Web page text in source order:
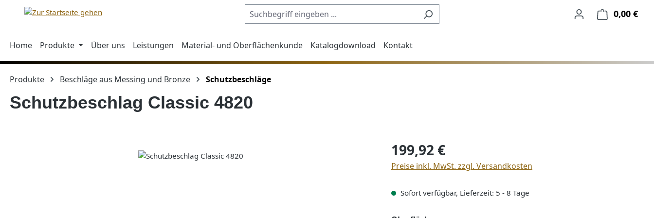
Hauptinhalt springen
Zur Suche springen
Zur Hauptnavigation springen 0,00 €
Home Produkte Über uns Leistungen Material- und Oberflächenkunde Katalogdownload Kontakt
Produkte Beschläge aus Messing und Bronze Schutzbeschläge
Schutzbeschlag Classic 4820
Regulärer Preis:
199,92 €
Preise inkl. MwSt. zzgl. Versandkosten
Sofort verfügbar, Lieferzeit: 5 - 8 Tage